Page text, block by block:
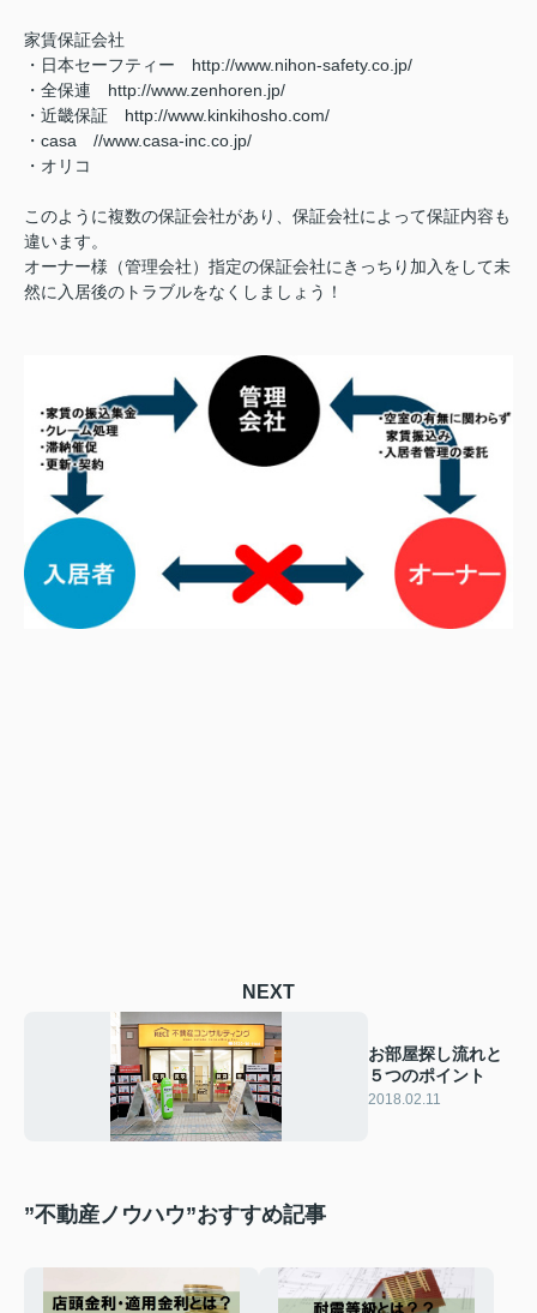
家賃保証会社
・日本セーフティー http://www.nihon-safety.co.jp/
・全保連 http://www.zenhoren.jp/
・近畿保証 http://www.kinkihosho.com/
・casa //www.casa-inc.co.jp/
・オリコ
このように複数の保証会社があり、保証会社によって保証内容も
違います。
オーナー様（管理会社）指定の保証会社にきっちり加入をして未
然に入居後のトラブルをなくしましょう！
NEXT
お部屋探し流れと
５つのポイント
2018.02.11
”不動産ノウハウ”おすすめ記事